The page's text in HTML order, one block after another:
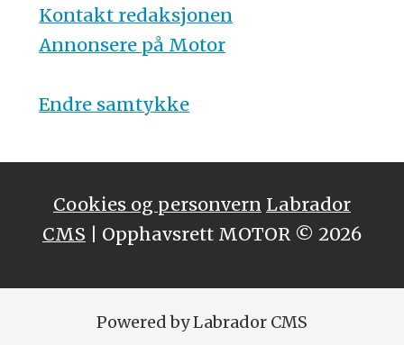
Kontakt redaksjonen
Annonsere på Motor
Endre samtykke
Cookies og personvern Labrador
CMS | Opphavsrett MOTOR © 2026
Powered by Labrador CMS